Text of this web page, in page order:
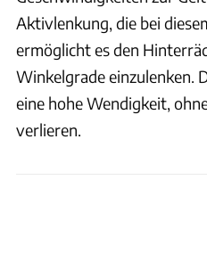
Aktivlenkung, die bei
ermöglicht es den
Winkelgrade einzulenken.
eine hohe Wendigkeit,
verlieren.